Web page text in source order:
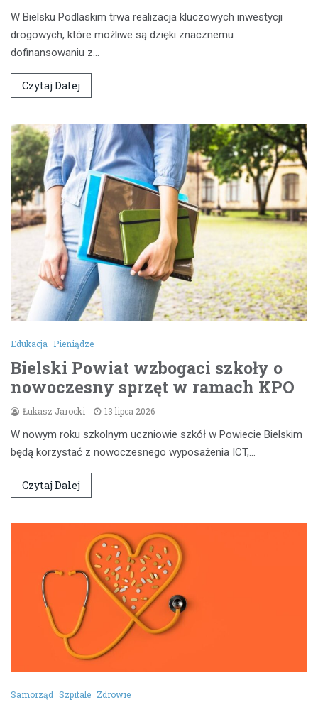
W Bielsku Podlaskim trwa realizacja kluczowych inwestycji
drogowych, które możliwe są dzięki znacznemu
dofinansowaniu z…
Czytaj Dalej
Edukacja Pieniądze
Bielski Powiat wzbogaci szkoły o
nowoczesny sprzęt w ramach KPO
Łukasz Jarocki 13 lipca 2026
W nowym roku szkolnym uczniowie szkół w Powiecie Bielskim
będą korzystać z nowoczesnego wyposażenia ICT,…
Czytaj Dalej
Samorząd Szpitale Zdrowie